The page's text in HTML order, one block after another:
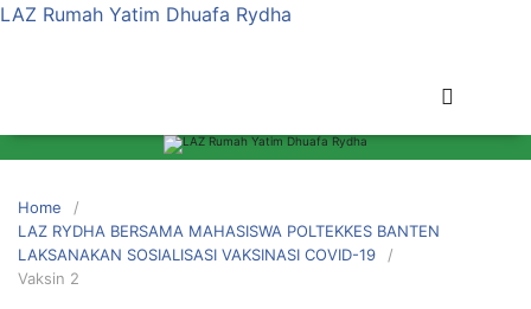
LAZ Rumah Yatim Dhuafa Rydha
Home
LAZ RYDHA BERSAMA MAHASISWA POLTEKKES BANTEN
LAKSANAKAN SOSIALISASI VAKSINASI COVID-19
Vaksin 2